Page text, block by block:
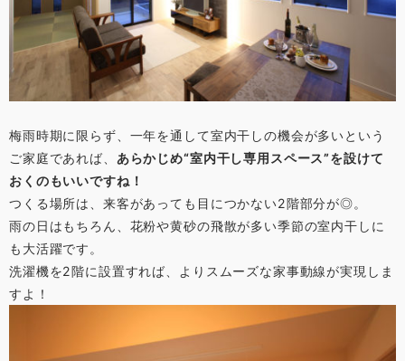
梅雨時期に限らず、一年を通して室内干しの機会が多いという
ご家庭であれば、 あらかじめ“室内干し専用スペース”を設けて
おくのもいいですね！
つくる場所は、来客があっても目につかない2階部分が◎。
雨の日はもちろん、花粉や黄砂の飛散が多い季節の室内干しに
も大活躍です。
洗濯機を2階に設置すれば、よりスムーズな家事動線が実現しま
すよ！